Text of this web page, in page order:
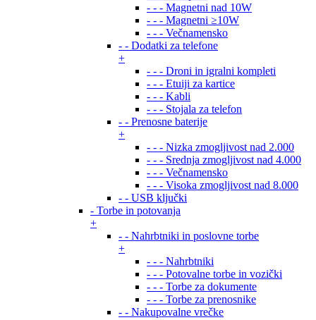
- - - Magnetni nad 10W
- - - Magnetni ≥10W
- - - Večnamensko
- - Dodatki za telefone
+
- - - Droni in igralni kompleti
- - - Etuiji za kartice
- - - Kabli
- - - Stojala za telefon
- - Prenosne baterije
+
- - - Nizka zmogljivost nad 2.000
- - - Srednja zmogljivost nad 4.000
- - - Večnamensko
- - - Visoka zmogljivost nad 8.000
- - USB ključki
- Torbe in potovanja
+
- - Nahrbtniki in poslovne torbe
+
- - - Nahrbtniki
- - - Potovalne torbe in vozički
- - - Torbe za dokumente
- - - Torbe za prenosnike
- - Nakupovalne vrečke